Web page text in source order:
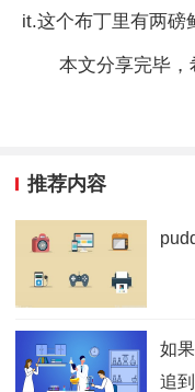
it.这个布丁里有两磅
本文分享完毕，
推荐内容
如
追